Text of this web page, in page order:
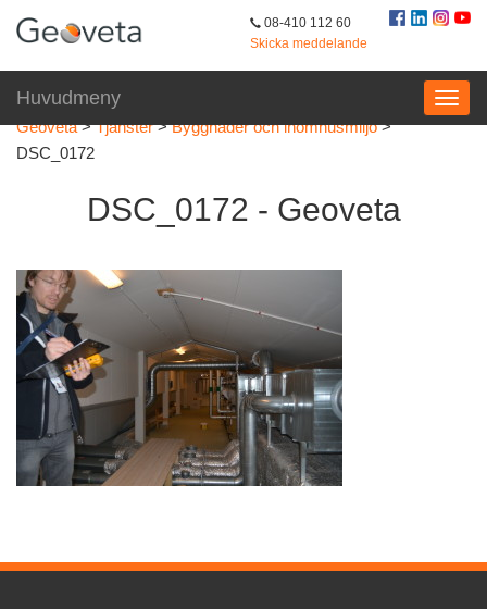
08-410 112 60
Skicka meddelande
Huvudmeny
Geoveta>Tjänster>Byggnader och inomhusmiljö>
DSC_0172
DSC_0172 - Geoveta